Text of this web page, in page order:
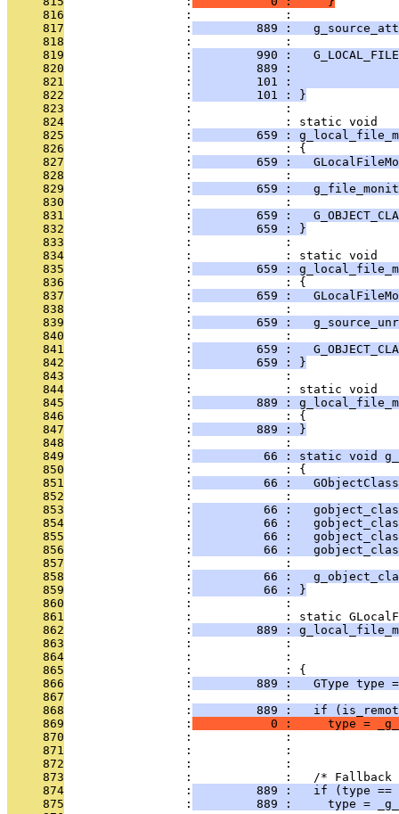
     816
                 :             :
     817
                 :
889 :
     818
                 :             :
     819
                 :
990 :
     820
                 :
889 :
     821
                 :
101 :
     822
                 :
         101 : }
     823
                 :             :
     824
                 :             : static void
     825
                 :
659 :
     826
                 :             : {
     827
                 :
659 :
     828
                 :             :
     829
                 :
659 :
     830
                 :             :
     831
                 :
659 :
     832
                 :
         659 : }
     833
                 :             :
     834
                 :             : static void
     835
                 :
659 :
     836
                 :             : {
     837
                 :
659 :
     838
                 :             :
     839
                 :
659 :
     840
                 :             :
     841
                 :
659 :
     842
                 :
         659 : }
     843
                 :             :
     844
                 :             : static void
     845
                 :
889 :
     846
                 :             : {
     847
                 :
         889 : }
     848
                 :             :
     849
                 :
66 : static void
     850
                 :             : {
     851
                 :
66 :
     852
                 :             :
     853
                 :
66 :
     854
                 :
66 :
     855
                 :
66 :
     856
                 :
66 :
     857
                 :             :
     858
                 :
66 :
     859
                 :
          66 : }
     860
                 :             :
     861
:             : static
     862
                 :
889 :
     863
:             :
     864
:             :
     865
                 :             : {
     866
                 :
889 :   GType type
     867
                 :             :
     868
                 :
889 :   if
     869
                 :
0 :     type =
     870
:             :
     871
:             :
     872
                 :             :
     873
:             :   /*
     874
                 :
889 :   if (type ==
     875
                 :
889 :     type =